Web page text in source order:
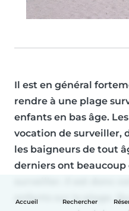
Accueil Rechercher
Il est en général
rendre à une plage
enfants en bas âge.
vocation de surveiller,
les baigneurs de tout
derniers ont beaucoup
enfants
sur la plage.